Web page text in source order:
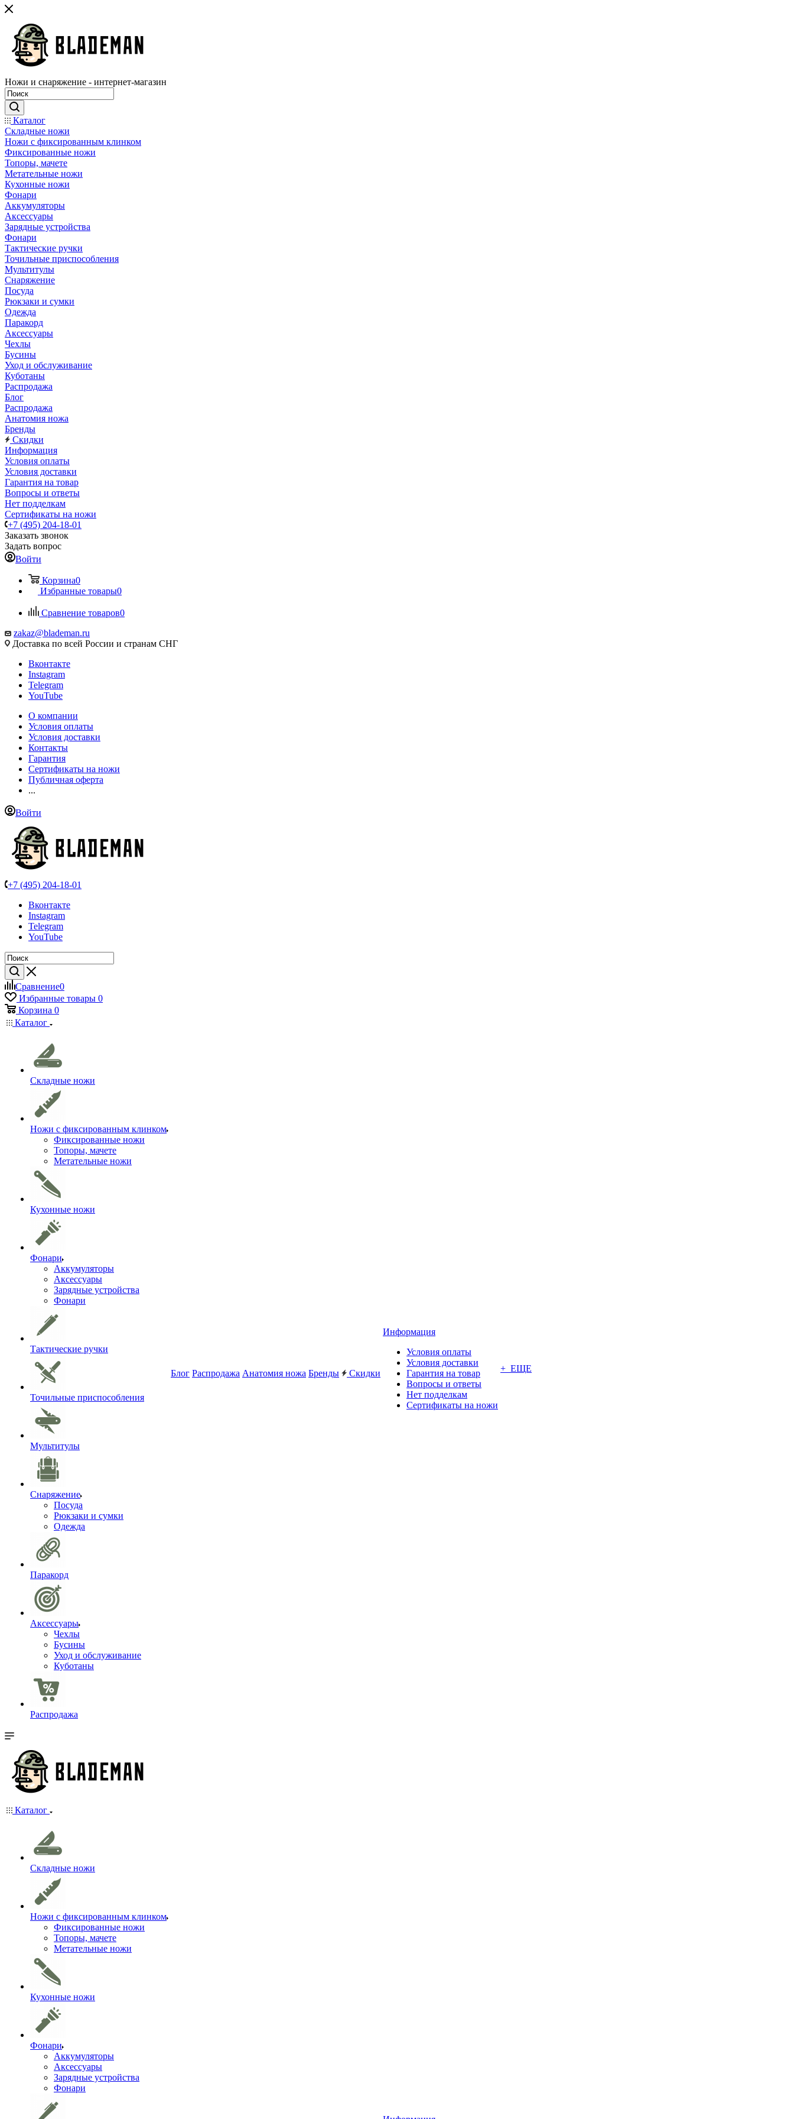
Ножи и снаряжение - интернет-магазин
Каталог
Складные ножи
Ножи с фиксированным клинком
Фиксированные ножи
Топоры, мачете
Метательные ножи
Кухонные ножи
Фонари
Аккумуляторы
Аксессуары
Зарядные устройства
Фонари
Тактические ручки
Точильные приспособления
Мультитулы
Снаряжение
Посуда
Рюкзаки и сумки
Одежда
Паракорд
Аксессуары
Чехлы
Бусины
Уход и обслуживание
Куботаны
Распродажа
Блог
Распродажа
Анатомия ножа
Бренды
Скидки
Информация
Условия оплаты
Условия доставки
Гарантия на товар
Вопросы и ответы
Нет подделкам
Сертификаты на ножи
+7 (495) 204-18-01
Заказать звонок
Задать вопрос
Войти
Корзина0
Избранные товары0
Сравнение товаров0
zakaz@blademan.ru
Доставка по всей России и странам СНГ
Вконтакте
Instagram
Telegram
YouTube
О компании
Условия оплаты
Условия доставки
Контакты
Гарантия
Сертификаты на ножи
Публичная оферта
...
Войти
+7 (495) 204-18-01
Вконтакте
Instagram
Telegram
YouTube
Сравнение0
Избранные товары 0
Корзина 0
Каталог
Складные ножи
Ножи с фиксированным клинком
Фиксированные ножи
Топоры, мачете
Метательные ножи
Кухонные ножи
Фонари
Аккумуляторы
Аксессуары
Зарядные устройства
Фонари
Тактические ручки
Точильные приспособления
Мультитулы
Снаряжение
Посуда
Рюкзаки и сумки
Одежда
Паракорд
Аксессуары
Чехлы
Бусины
Уход и обслуживание
Куботаны
Распродажа
Блог Распродажа Анатомия ножа Бренды Скидки
Информация
Условия оплаты
Условия доставки
Гарантия на товар
Вопросы и ответы
Нет подделкам
Сертификаты на ножи
+ ЕЩЕ
Каталог
Складные ножи
Ножи с фиксированным клинком
Фиксированные ножи
Топоры, мачете
Метательные ножи
Кухонные ножи
Фонари
Аккумуляторы
Аксессуары
Зарядные устройства
Фонари